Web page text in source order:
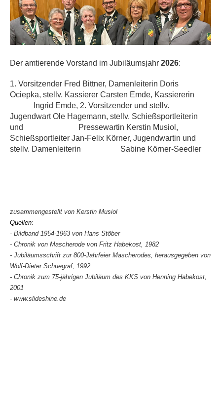
Der amtierende Vorstand im Jubiläumsjahr 2026:
1. Vorsitzender Fred Bittner, Damenleiterin Doris
Ociepka, stellv. Kassierer Carsten Emde, Kassiererin
Ingrid Emde, 2. Vorsitzender und stellv.
Jugendwart Ole Hagemann, stellv. Schießsportleiterin
und Pressewartin Kerstin Musiol,
Schießsportleiter Jan-Felix Körner, Jugendwartin und
stellv. Damenleiterin Sabine Körner-Seedler
zusammengestellt von Kerstin Musiol
Quellen:
- Bildband 1954-1963 von Hans Stöber
- Chronik von Mascherode von Fritz Habekost, 1982
- Jubiläumsschrift zur 800-Jahrfeier Mascherodes, herausgegeben von
Wolf-Dieter Schuegraf, 1992
- Chronik zum 75-jährigen Jubiläum des KKS von Henning Habekost,
2001
- www.slideshine.de